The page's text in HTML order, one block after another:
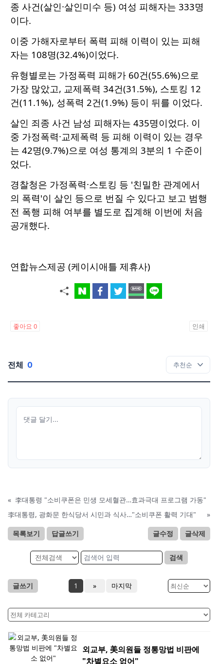
종 사건(살인·살인미수 등) 여성 피해자는 333명
이다.
이중 가해자로부터 폭력 피해 이력이 있는 피해
자는 108명(32.4%)이었다.
유형별로는 가정폭력 피해가 60건(55.6%)으로
가장 많았고, 교제폭력 34건(31.5%), 스토킹 12
건(11.1%), 성폭력 2건(1.9%) 등이 뒤를 이었다.
살인 죄종 사건 남성 피해자는 435명이었다. 이
중 가정폭력·교제폭력 등 피해 이력이 있는 경우
는 42명(9.7%)으로 여성 통계의 3분의 1 수준이
었다.
경찰청은 가정폭력·스토킹 등 '친밀한 관계에서
의 폭력'이 살인 등으로 번질 수 있다고 보고 범행
전 폭행 피해 여부를 별도로 집계해 이번에 처음
공개했다.
연합뉴스제공 (케이시애틀 제휴사)
좋아요 0 인쇄
전체 0
« 李대통령 "소비쿠폰은 민생 모세혈관…효과극대 프로그램 가동"
李대통령, 광화문 한식당서 시민과 식사…"소비쿠폰 활력 기대"
»
목록보기 답글쓰기 글수정 글삭제
검색
글쓰기 1 » 마지막
외교부, 美의원들 정통망법 비판에
"차별요소 없어"